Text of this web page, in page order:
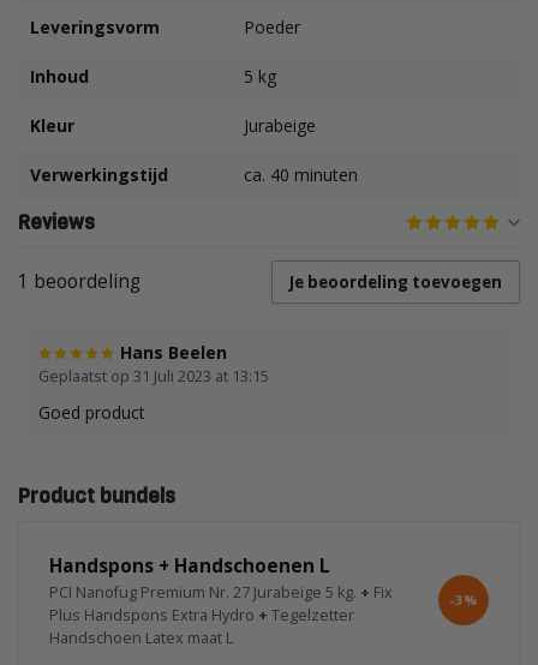
Leveringsvorm Poeder
Inhoud 5 kg
Kleur Jurabeige
Verwerkingstijd ca. 40 minuten
Reviews
1 beoordeling Je beoordeling toevoegen
Hans Beelen
Geplaatst op 31 Juli 2023 at 13:15
Goed product
Product bundels
Handspons + Handschoenen L
PCI Nanofug Premium Nr. 27 Jurabeige 5 kg. + Fix
Plus Handspons Extra Hydro + Tegelzetter
Handschoen Latex maat L
-3%